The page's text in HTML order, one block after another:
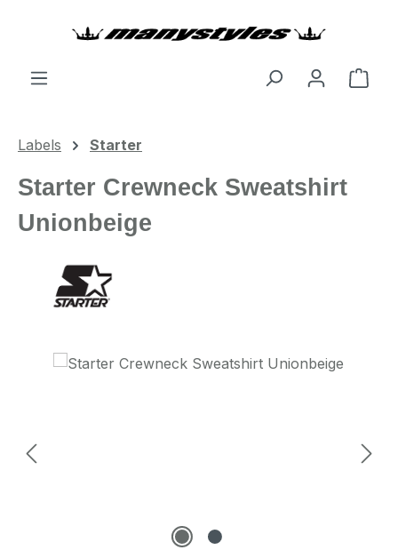
Labels Starter
Starter Crewneck Sweatshirt
Unionbeige
Bildergalerie überspringen